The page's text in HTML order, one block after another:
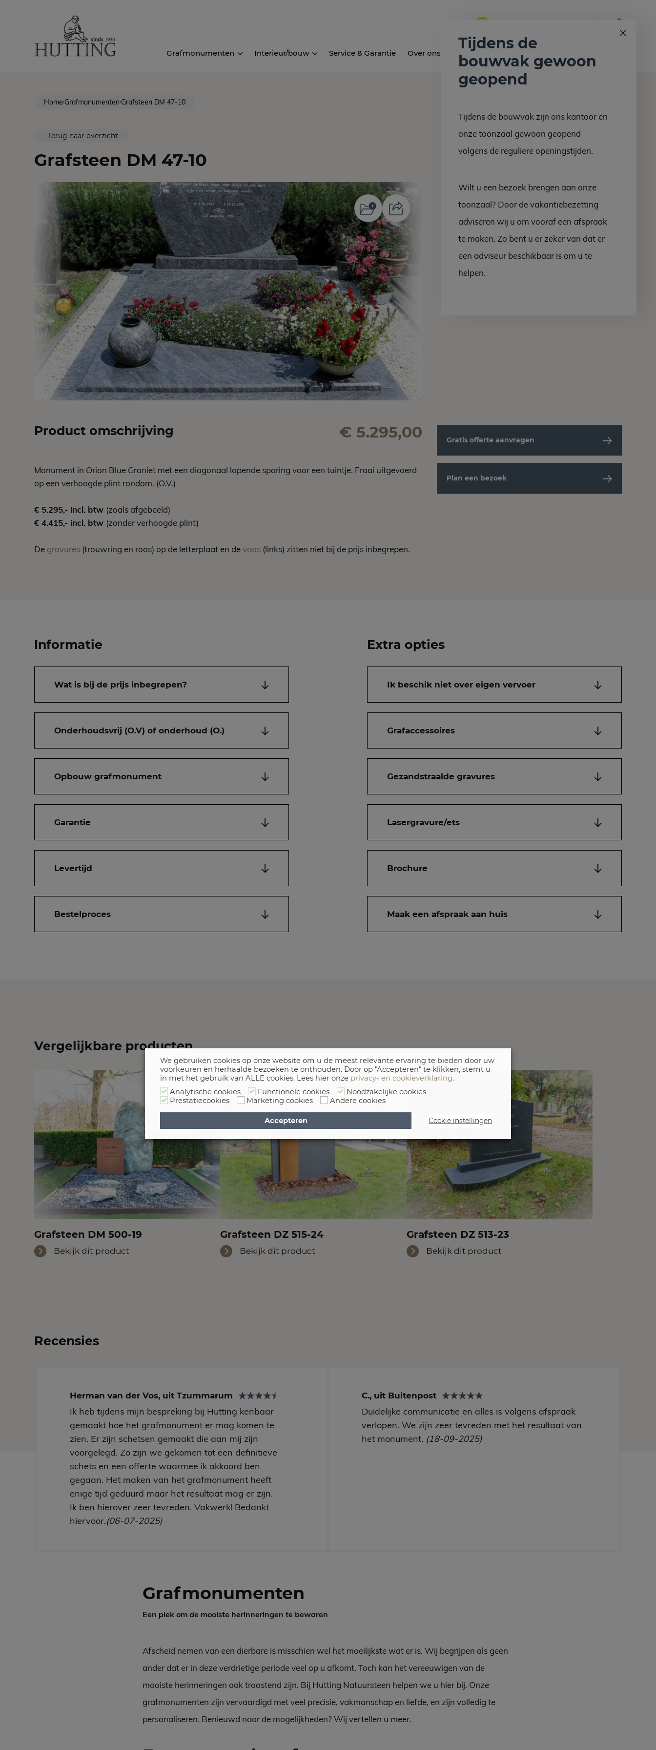
Grafmonumenten Interieur/bouw Service & Garantie Over ons Nieuws
Home Grafmonumenten Grafsteen DM 47-10
Terug naar overzicht
Grafsteen DM 47-10
Product omschrijving € 5.295,00
Monument in Orion Blue Graniet met een diagonaal lopende sparing voor een tuintje. Fraai uitgevoerd
op een verhoogde plint rondom. (O.V.)
€ 5.295,- incl. btw (zoals afgebeeld)
€ 4.415,- incl. btw (zonder verhoogde plint)
De gravures (trouwring en roos) op de letterplaat en devaas (links) zitten niet bij de prijs inbegrepen.
Gratis offerte aanvragen
Plan een bezoek
Informatie
Wat is bij de prijs inbegrepen?
Onderhoudsvrij (O.V) of onderhoud (O.)
Opbouw grafmonument
Garantie
Levertijd
Bestelproces
Extra opties
Ik beschik niet over eigen vervoer
Grafaccessoires
Gezandstraalde gravures
Lasergravure/ets
Brochure
Maak een afspraak aan huis
Vergelijkbare producten
Grafsteen DM 500-19
Bekijk dit product
Grafsteen DZ 515-24
Bekijk dit product
Grafsteen DZ 513-23
Bekijk dit product
Recensies
Herman van der Vos, uit Tzummarum
Ik heb tijdens mijn bespreking bij Hutting kenbaar
gemaakt hoe het grafmonument er mag komen te
zien. Er zijn schetsen gemaakt die aan mij zijn
voorgelegd. Zo zijn we gekomen tot een definitieve
schets en een offerte waarmee ik akkoord ben
gegaan. Het maken van het grafmonument heeft
enige tijd geduurd maar het resultaat mag er zijn.
Ik ben hierover zeer tevreden. Vakwerk! Bedankt
hiervoor.(06-07-2025)
C., uit Buitenpost
Duidelijke communicatie en alles is volgens afspraak
verlopen. We zijn zeer tevreden met het resultaat van
het monument. (18-09-2025)
Grafmonumenten
Een plek om de mooiste herinneringen te bewaren
Afscheid nemen van een dierbare is misschien wel het moeilijkste wat er is. Wij begrijpen als geen
ander dat er in deze verdrietige periode veel op u afkomt. Toch kan het vereeuwigen van de
mooiste herinneringen ook troostend zijn. Bij Hutting Natuursteen helpen we u hier bij. Onze
grafmonumenten zijn vervaardigd met veel precisie, vakmanschap en liefde, en zijn volledig te
personaliseren. Benieuwd naar de mogelijkheden? Wij vertellen u meer.
Tijdens de
bouwvak gewoon
geopend
Tijdens de bouwvak zijn ons kantoor en
onze toonzaal gewoon geopend
volgens de reguliere openingstijden.
Wilt u een bezoek brengen aan onze
toonzaal? Door de vakantiebezetting
adviseren wij u om vooraf een afspraak
te maken. Zo bent u er zeker van dat er
een adviseur beschikbaar is om u te
helpen.
We gebruiken cookies op onze website om u de meest relevante ervaring te bieden door uw
voorkeuren en herhaalde bezoeken te onthouden. Door op "Accepteren" te klikken, stemt u
in met het gebruik van ALLE cookies. Lees hier onze privacy- en cookieverklaring.
Analytische cookies
Functionele cookies
Noodzakelijke cookies
Prestatiecookies
Marketing cookies Andere cookies
Cookie instellingen
Accepteren